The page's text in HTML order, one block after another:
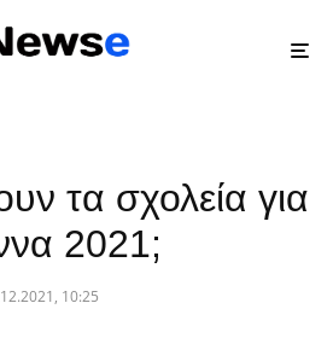
τα σχολεία για
2021;
10:25